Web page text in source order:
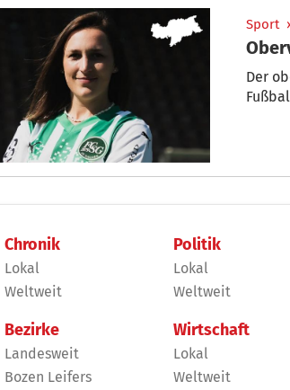
Sport
Der
Chronik
Lokal
Weltweit
Bezirke
Landesweit
Bozen Leifers
Politik
Lokal
Weltweit
Wirtschaft
Lokal
Weltweit